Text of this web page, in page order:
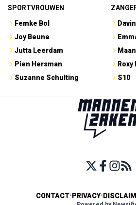
SPORTVROUWEN
Femke Bol
Joy Beune
Jutta Leerdam
Pien Hersman
Suzanne Schulting
S10
CONTACT• PRIVACY•